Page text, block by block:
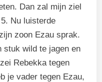
Dan zal mijn ziel
Nu luisterde
zoon Ezau sprak.
stuk wild te jagen en
Rebekka tegen
je vader tegen Ezau,